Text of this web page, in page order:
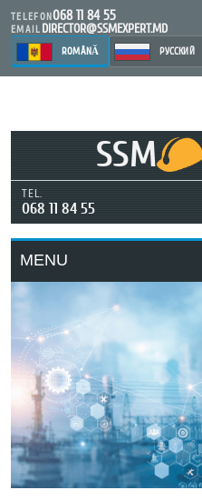
TELEFON068 11 84 55
EMAIL DIRECTOR@SSMEXPERT.MD
ROMÂNĂ РУССКИЙ
SSM
TEL.
068 11 84 55
MENU